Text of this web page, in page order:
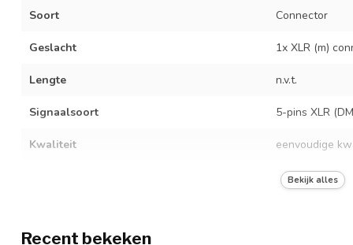
Soort Connector
Geslacht 1x XLR (m)
Lengte n.v.t.
Signaalsoort 5-pins XLR
Kwaliteit eenvoudige
grijs
Kabelsoort
Bekijk alles
Recent bekeken